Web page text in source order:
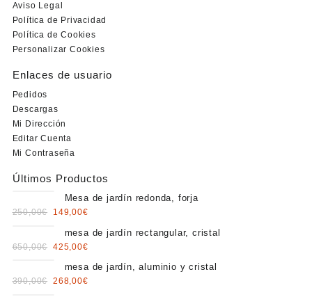
Aviso Legal
Política de Privacidad
Política de Cookies
Personalizar Cookies
Enlaces de usuario
Pedidos
Descargas
Mi Dirección
Editar Cuenta
Mi Contraseña
Últimos Productos
Mesa de jardín redonda, forja
250,00€
Original
149,00€Current
mesa de jardín rectangular, cristal
650,00€ Original
425,00€Current
mesa de jardín, aluminio y cristal
390,00€ Original
268,00€Current